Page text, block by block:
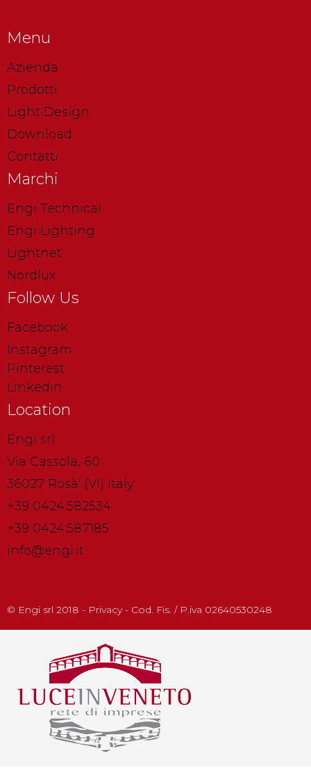
Menu
Azienda
Prodotti
Light Design
Download
Contatti
Marchi
Engi Technical
Engi Lighting
Lightnet
Nordlux
Follow Us
Facebook
Instagram
Pinterest
Linkedin
Location
Engi srl
Via Cassola, 60
36027 Rosà' (VI) Italy
+39 0424.582534
+39 0424.587185
info@engi.it
© Engi srl 2018 - Privacy - Cod. Fis. / P.iva 02640530248